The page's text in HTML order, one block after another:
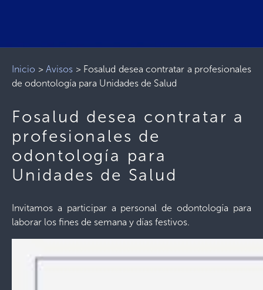
Inicio > Avisos > Fosalud desea contratar a profesionales
de odontología para Unidades de Salud
Fosalud desea contratar a
profesionales de
odontología para
Unidades de Salud
Invitamos a participar a personal de odontología para
laborar los fines de semana y días festivos.